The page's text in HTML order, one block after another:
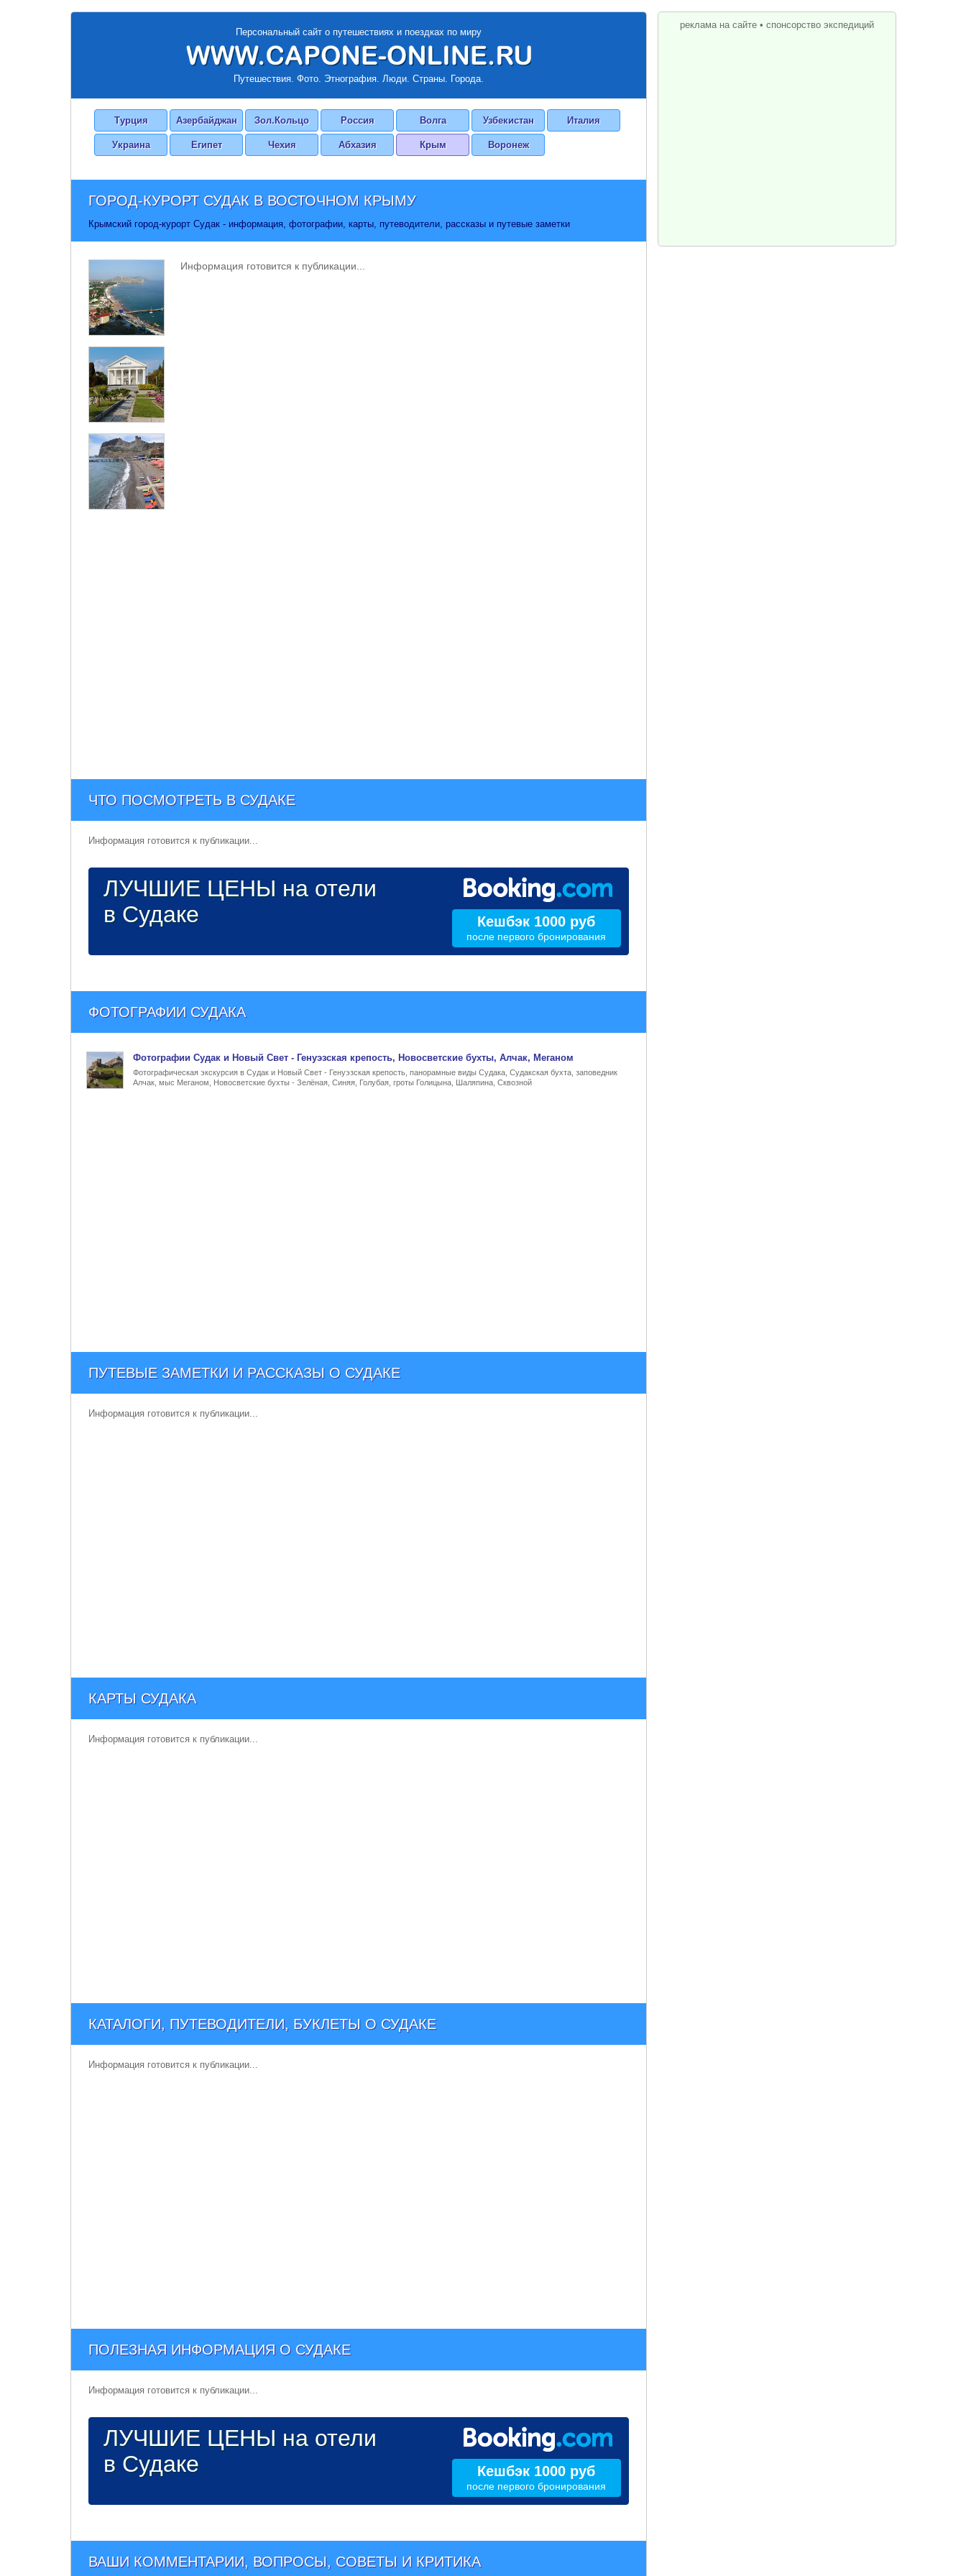
Персональный сайт о путешествиях и поездках по миру
Путешествия. Фото. Этнография. Люди. Страны. Города.
Турция Азербайджан Зол.Кольцо Россия Волга Узбекистан Италия
Украина Египет Чехия Абхазия Крым Воронеж
ГОРОД-КУРОРТ СУДАКВ ВОСТОЧНОМ КРЫМУ
Крымский город-курорт Судак - информация, фотографии, карты, путеводители, рассказы и путевые заметки
Информация готовится к публикации...
ЧТО ПОСМОТРЕТЬ В СУДАКЕ
Информация готовится к публикации...
ЛУЧШИЕ ЦЕНЫ на отели
в Судаке
Кешбэк 1000 руб
после первого бронирования
ФОТОГРАФИИ СУДАКА
Фотографии Судак и Новый Свет- Генуэзская крепость, Новосветские бухты, Алчак, Меганом
Фотографическая экскурсия в Судак и Новый Свет - Генуэзская крепость, панорамные виды Судака, Судакская бухта, заповедник
Алчак, мыс Меганом, Новосветские бухты - Зелёная, Синяя, Голубая, гроты Голицына, Шаляпина, Сквозной
ПУТЕВЫЕ ЗАМЕТКИ И РАССКАЗЫ О СУДАКЕ
Информация готовится к публикации...
КАРТЫ СУДАКА
Информация готовится к публикации...
КАТАЛОГИ, ПУТЕВОДИТЕЛИ, БУКЛЕТЫ О СУДАКЕ
Информация готовится к публикации...
ПОЛЕЗНАЯ ИНФОРМАЦИЯ О СУДАКЕ
Информация готовится к публикации...
ЛУЧШИЕ ЦЕНЫ на отели
в Судаке
Кешбэк 1000 руб
после первого бронирования
ВАШИ КОММЕНТАРИИ, ВОПРОСЫ, СОВЕТЫ И КРИТИКА
реклама на сайте• спонсорство экспедиций